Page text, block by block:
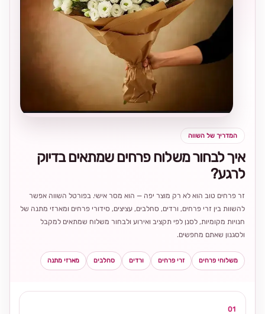
המדריך של השווה
איך לבחור משלוח פרחים שמתאים בדיוק
לרגע?
זר פרחים טוב הוא לא רק מוצר יפה — הוא מסר אישי. בפורטל השווה אפשר
להשוות בין זרי פרחים, ורדים, סחלבים, עציצים, סידורי פרחים ומארזי מתנה של
חנויות מקומיות, לסנן לפי תקציב ואירוע ולבחור משלוח שמתאים למקבל
ולסגנון שאתם מחפשים.
משלוחי פרחים זרי פרחים ורדים סחלבים מארזי מתנה
01